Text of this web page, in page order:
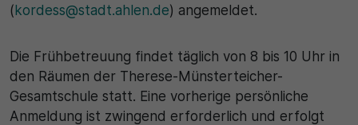
( kordess@stadt.ahlen.de) angemeldet.
Die Frühbetreuung findet täglich von 8 bis 10 Uhr in
den Räumen der Therese-Münsterteicher-
Gesamtschule statt. Eine vorherige persönliche
Anmeldung ist zwingend erforderlich und erfolgt